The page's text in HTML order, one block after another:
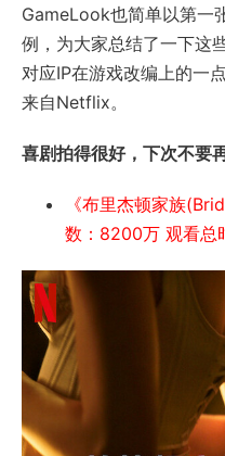
GameLook也简单以第一
例，为大家总结了一下这
对应IP在游戏改编上的一
来自Netflix。
喜剧拍得很好，下次不要
《布里杰顿家族
数：8200万 观看总